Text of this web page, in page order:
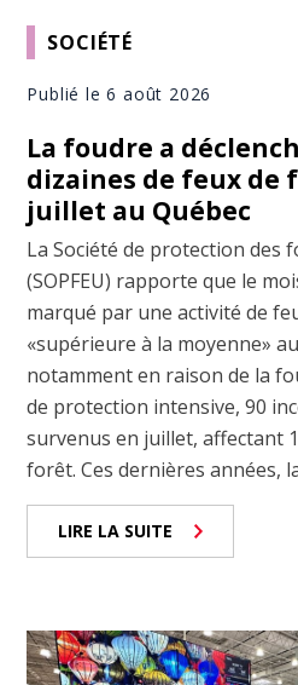
SOCIÉTÉ
Publié le 6 août 2026
La foudre a
dizaines de feux de
juillet au Québec
La Société de protection des
(SOPFEU) rapporte que le
marqué par une activité de
«supérieure à la moyenne»
notamment en raison de la
de protection intensive, 90
survenus en juillet, affectant
forêt. Ces dernières années,
LIRE LA SUITE